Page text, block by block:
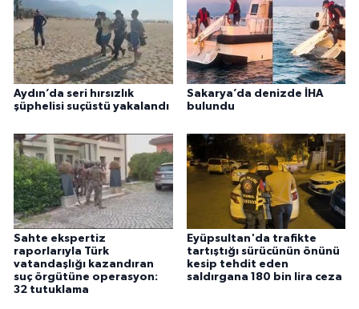
Aydın’da seri hırsızlık
şüphelisi suçüstü yakalandı
Sakarya’da denizde İHA
bulundu
Sahte ekspertiz
raporlarıyla Türk
vatandaşlığı kazandıran
suç örgütüne operasyon:
32 tutuklama
Eyüpsultan'da trafikte
tartıştığı sürücünün önünü
kesip tehdit eden
saldırgana 180 bin lira ceza